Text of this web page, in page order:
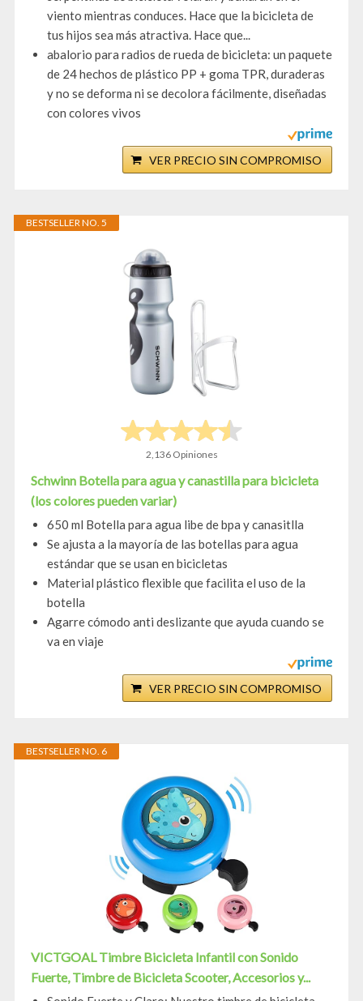
viento mientras conduces. Hace que la bicicleta de
tus hijos sea más atractiva. Hace que...
abalorio para radios de rueda de bicicleta: un paquete
de 24 hechos de plástico PP + goma TPR, duraderas
y no se deforma ni se decolora fácilmente, diseñadas
con colores vivos
VER PRECIO SIN COMPROMISO
BESTSELLER NO. 5
2,136 Opiniones
Schwinn Botella para agua y canastilla para bicicleta
(los colores pueden variar)
650 ml Botella para agua libe de bpa y canasitlla
Se ajusta a la mayoría de las botellas para agua
estándar que se usan en bicicletas
Material plástico flexible que facilita el uso de la
botella
Agarre cómodo anti deslizante que ayuda cuando se
va en viaje
VER PRECIO SIN COMPROMISO
BESTSELLER NO. 6
VICTGOAL Timbre Bicicleta Infantil con Sonido
Fuerte, Timbre de Bicicleta Scooter, Accesorios y...